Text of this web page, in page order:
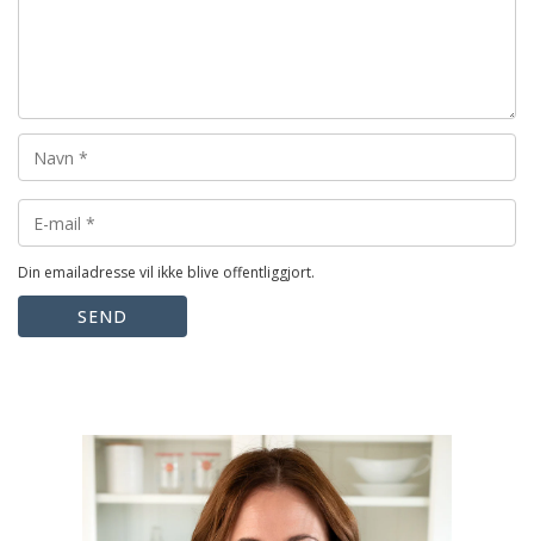
Din emailadresse vil ikke blive offentliggjort.
SEND